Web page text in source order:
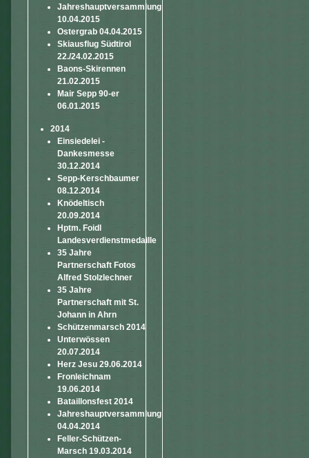
Jahreshauptversammlung
10.04.2015
Ostergrab 04.04.2015
Skiausflug Südtirol
22./24.02.2015
Baons-Skirennen
21.02.2015
Mair Sepp 90-er
06.01.2015
2014
Einsiedelei -
Dankesmesse
30.12.2014
Sepp-Kerschbaumer
08.12.2014
Knödeltisch
20.09.2014
Hptm. Foidl
Landesverdienstmedaille
35 Jahre
Partnerschaft Fotos
Alfred Stolzlechner
35 Jahre
Partnerschaft mit St.
Johann in Ahrn
Schützenmarsch 2014
Unterwössen
20.07.2014
Herz Jesu 29.06.2014
Fronleichnam
19.06.2014
Bataillonsfest 2014
Jahreshauptversammlung
04.04.2014
Feller-Schützen-
Marsch 19.03.2014